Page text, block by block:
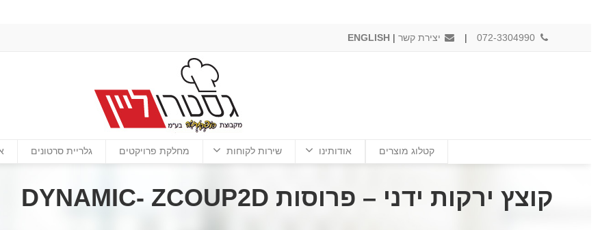
| יצירת קשר |
ENGLISH
קטלוג מוצרים אודותינו שירות לקוחות מחלקת פרויקטים גלריית סרטונים
קוצץ ירקות ידני – פרוסות DYNAMIC- ZCOUP2D